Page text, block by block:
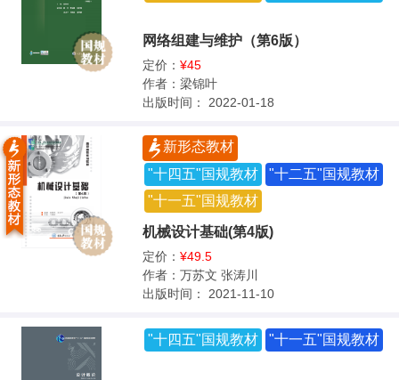
网络组建与维护（第6版）
定价： ¥45
作者： 梁锦叶
出版时间：
2022-01-18
新形态教材
"十四五"国规教材
"十二五"国规教材
"十一五"国规教材
机械设计基础(第4版)
定价： ¥49.5
作者： 万苏文 张涛川
出版时间：
2021-11-10
"十四五"国规教材 "十一五"国规教材